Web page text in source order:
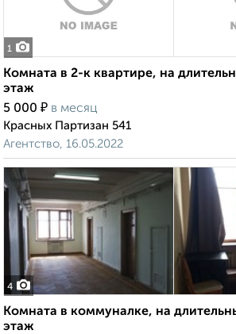
1
Комната в 2-к квартире, на
этаж
5 000 ₽ в месяц
Красных Партизан 541
Агентство, 16.05.2022
4
Комната в коммуналке, на
этаж